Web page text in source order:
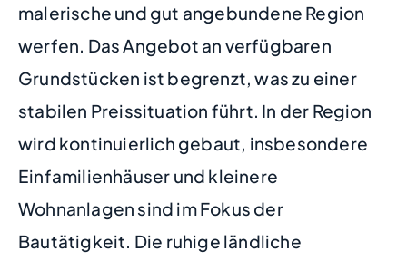
malerische und gut angebundene Region
werfen. Das Angebot an verfügbaren
Grundstücken ist begrenzt, was zu einer
stabilen Preissituation führt. In der Region
wird kontinuierlich gebaut, insbesondere
Einfamilienhäuser und kleinere
Wohnanlagen sind im Fokus der
Bautätigkeit. Die ruhige ländliche